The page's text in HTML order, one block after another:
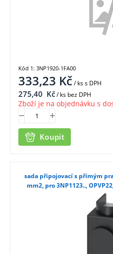
333,23 Kč/ kss DPH
275,40 Kč/ ks bez DPH
Zboží je na objednávku s
Koupit
Kód 1: 3NP1920-1FA00
sada připojovací s přímým
mm2, pro 3NP1123..,